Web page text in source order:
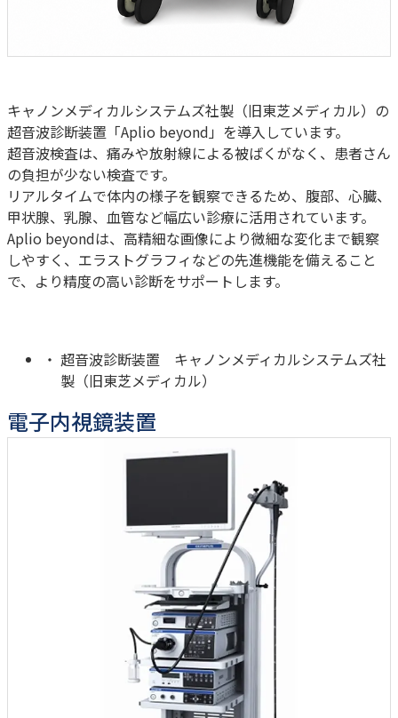
キャノンメディカルシステムズ社製（旧東芝メディカル）の
超音波診断装置「Aplio beyond」を導入しています。
超音波検査は、痛みや放射線による被ばくがなく、患者さん
の負担が少ない検査です。
リアルタイムで体内の様子を観察できるため、腹部、心臓、
甲状腺、乳腺、血管など幅広い診療に活用されています。
Aplio beyondは、高精細な画像により微細な変化まで観察
しやすく、エラストグラフィなどの先進機能を備えること
で、より精度の高い診断をサポートします。
超音波診断装置 キャノンメディカルシステムズ社
製（旧東芝メディカル）
電子内視鏡装置